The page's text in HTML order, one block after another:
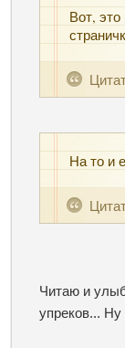
Вот,
На то и
Читаю и
упреков...